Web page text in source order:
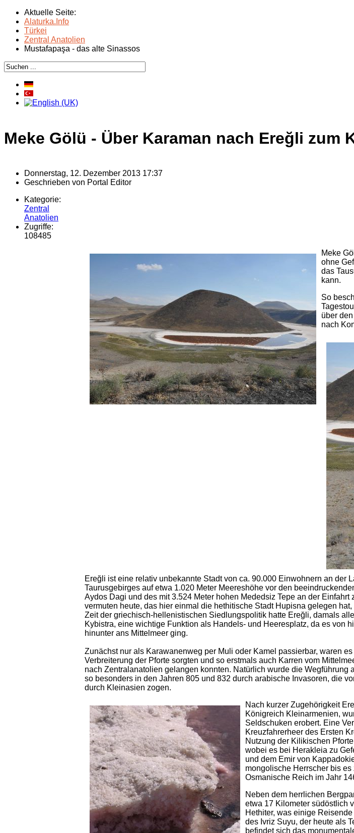
Aktuelle Seite:
Alaturka.Info
Türkei
Zentral Anatolien
Mustafapaşa - das alte Sinassos
Meke Gölü - Über Karaman nach Ereğli zum
Donnerstag, 12. Dezember 2013 17:37
Geschrieben von Portal Editor
Kategorie:
Zentral
Anatolien
Zugriffe:
108485
Meke
ohne
das
kann.
So
über
nach
Ereğli ist eine relativ unbekannte Stadt von ca. 90.000 Einwohnern an der
Taurusgebirges auf etwa 1.020 Meter Meereshöhe vor den
Aydos Dagi und des mit 3.524 Meter hohen Mededsiz Tepe an der
vermuten heute, das hier einmal die hethitische Stadt Hupisna gelegen
Zeit der griechisch-hellenistischen Siedlungspolitik hatte Ereğli, damals
Kybistra, eine wichtige Funktion als Handels- und Heeresplatz, da es von
hinunter ans Mittelmeer ging.
Zunächst nur als Karawanenweg per Muli oder Kamel passierbar, waren
Verbreiterung der Pforte sorgten und so erstmals auch Karren vom
nach Zentralanatolien gelangen konnten. Natürlich wurde die Wegführung
so besonders in den Jahren 805 und 832 durch arabische Invasoren, die
durch Kleinasien zogen.
Nach kurzer Zugehörigkeit
Königreich Kleinarmenien,
Seldschuken erobert. Eine
Kreuzfahrerheer des Ersten
Nutzung der Kilikischen
wobei es bei Herakleia zu
und dem Emir von
mongolische Herrscher bis
Osmanische Reich im Jahr
Neben dem herrlichen
etwa 17 Kilometer südöstlich
Hethiter, was einige
des Ivriz Suyu, der heute als
befindet sich das